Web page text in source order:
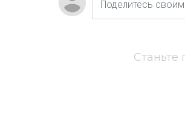
Станьте